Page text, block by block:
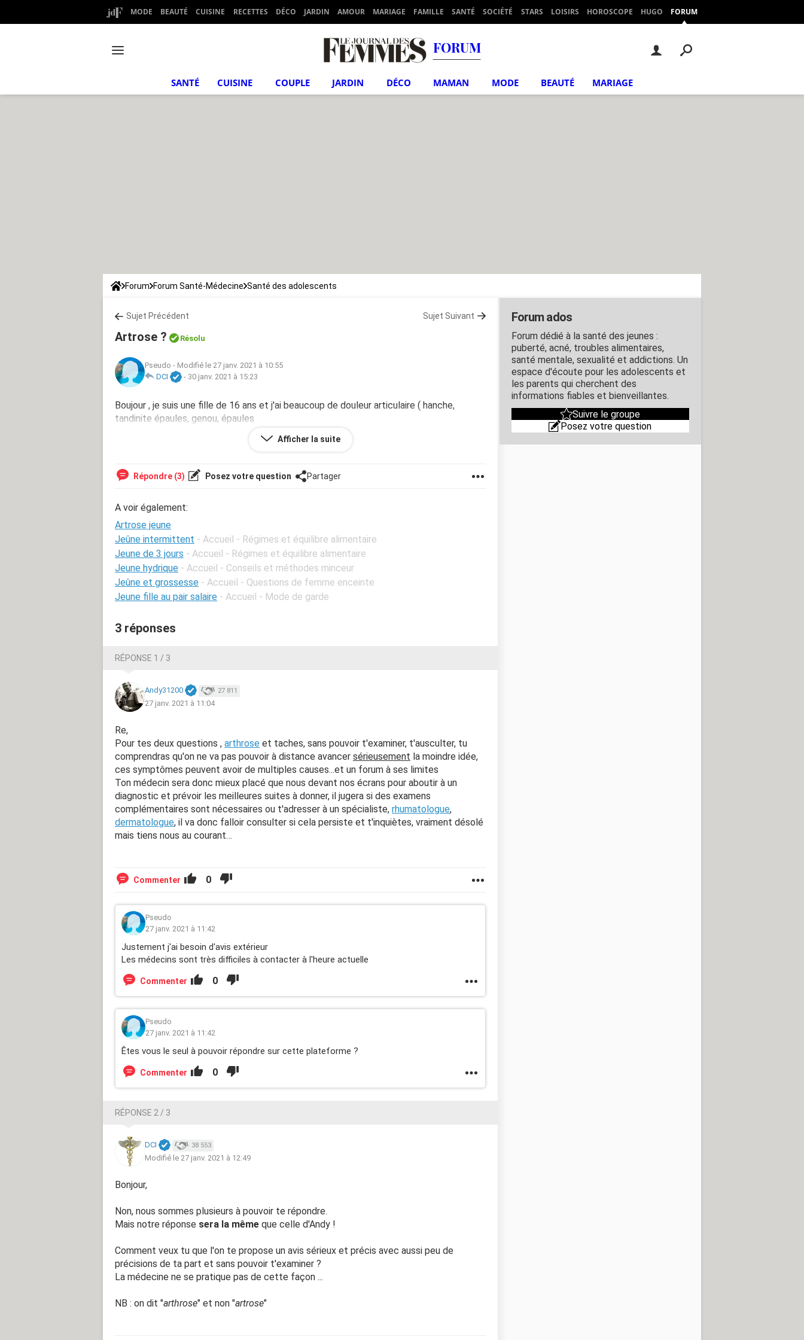
MODE BEAUTÉ CUISINE RECETTES DÉCO JARDIN AMOUR MARIAGE FAMILLE SANTÉ SOCIÉTÉ STARS LOISIRS HOROSCOPE HUGO FORUM
FORUM
SANTÉ CUISINE COUPLE JARDIN DÉCO MAMAN MODE BEAUTÉ MARIAGE
Forum Forum Santé-Médecine Santé des adolescents
Sujet Précédent Sujet Suivant
Artrose ? Résolu
Pseudo - Modifié le 27 janv. 2021 à 10:55
DCI
- 30 janv. 2021 à 15:23
Boujour , je suis une fille de 16 ans et j'ai beaucoup de douleur articulaire ( hanche,
tandinite épaules, genou, épaules
Afficher la suite
Répondre (3) Posez votre question Partager
A voir également:
Artrose jeune
Jeûne intermittent - Accueil - Régimes et équilibre alimentaire
Jeune de 3 jours - Accueil - Régimes et équilibre alimentaire
Jeune hydrique - Accueil - Conseils et méthodes minceur
Jeûne et grossesse - Accueil - Questions de femme enceinte
Jeune fille au pair salaire - Accueil - Mode de garde
3 réponses
RÉPONSE 1 / 3
Andy31200 27 811
27 janv. 2021 à 11:04
Re,
Pour tes deux questions , arthrose et taches, sans pouvoir t'examiner, t'ausculter, tu
comprendras qu'on ne va pas pouvoir à distance avancer sérieusement la moindre idée,
ces symptômes peuvent avoir de multiples causes...et un forum à ses limites
Ton médecin sera donc mieux placé que nous devant nos écrans pour aboutir à un
diagnostic et prévoir les meilleures suites à donner, il jugera si des examens
complémentaires sont nécessaires ou t'adresser à un spécialiste, rhumatologue,
dermatologue, il va donc falloir consulter si cela persiste et t'inquiètes, vraiment désolé
mais tiens nous au courant…
Commenter 0
Pseudo
27 janv. 2021 à 11:42
Justement j'ai besoin d'avis extérieur
Les médecins sont très difficiles à contacter à l'heure actuelle
Commenter 0
Pseudo
27 janv. 2021 à 11:42
Êtes vous le seul à pouvoir répondre sur cette plateforme ?
Commenter 0
RÉPONSE 2 / 3
DCI 38 553
Modifié le 27 janv. 2021 à 12:49
Bonjour,
Non, nous sommes plusieurs à pouvoir te répondre.
Mais notre réponse sera la même que celle d'Andy !
Comment veux tu que l'on te propose un avis sérieux et précis avec aussi peu de
précisions de ta part et sans pouvoir t'examiner ?
La médecine ne se pratique pas de cette façon ...
NB : on dit "arthrose" et non "artrose"
Forum ados
Forum dédié à la santé des jeunes :
puberté, acné, troubles alimentaires,
santé mentale, sexualité et addictions. Un
espace d'écoute pour les adolescents et
les parents qui cherchent des
informations fiables et bienveillantes.
Suivre le groupe
Posez votre question